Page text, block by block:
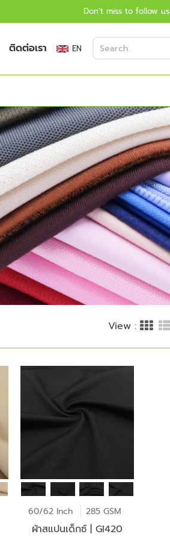
Don’t miss to follow us
ติดต่อเรา EN
View :
60/62 Inch 285 GSM
ผ้าสแปนเด็กซ์ | GI420